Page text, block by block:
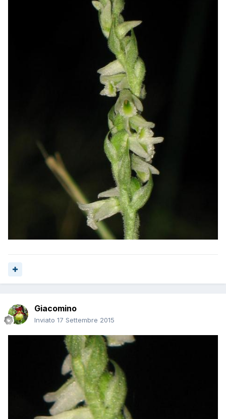
Giacomino
Inviato 17 Settembre 2015